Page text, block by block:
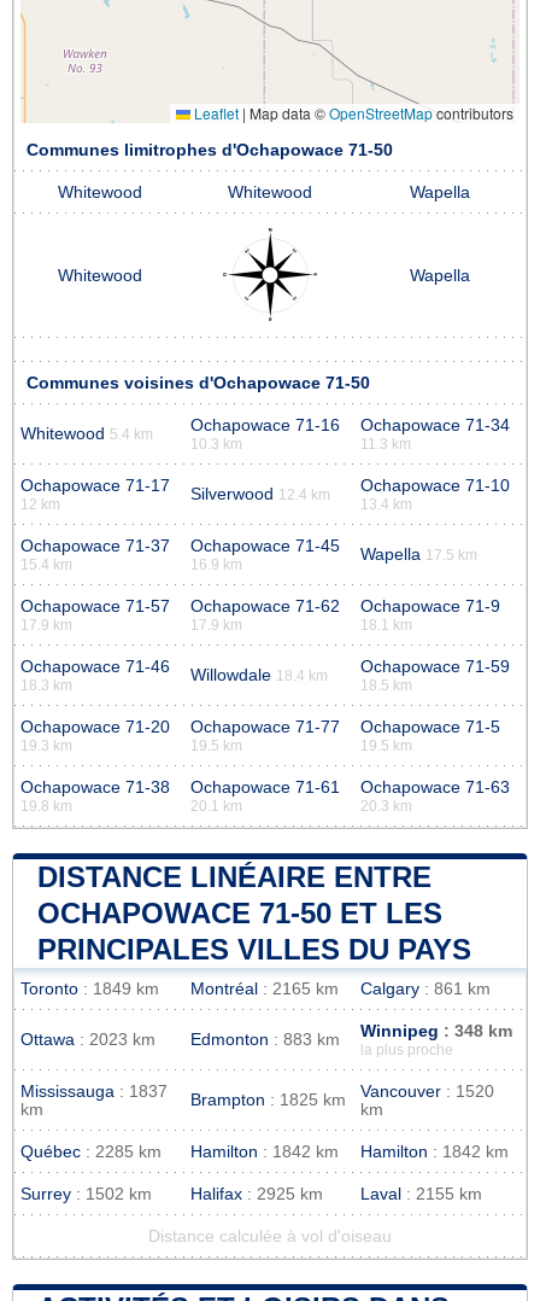
Leaflet | Map data ©OpenStreetMapcontributors
Communes limitrophes d'Ochapowace 71-50
Whitewood Whitewood Wapella
Whitewood Wapella
Communes voisines d'Ochapowace 71-50
Whitewood 5.4 km Ochapowace 71-16
10.3 km
Ochapowace 71-34
11.3 km
Ochapowace 71-17
12 km
Silverwood 12.4 km Ochapowace 71-10
13.4 km
Ochapowace 71-37
15.4 km
Ochapowace 71-45
16.9 km
Wapella 17.5 km
Ochapowace 71-57
17.9 km
Ochapowace 71-62
17.9 km
Ochapowace 71-9
18.1 km
Ochapowace 71-46
18.3 km
Willowdale 18.4 km Ochapowace 71-59
18.5 km
Ochapowace 71-20
19.3 km
Ochapowace 71-77
19.5 km
Ochapowace 71-5
19.5 km
Ochapowace 71-38
19.8 km
Ochapowace 71-61
20.1 km
Ochapowace 71-63
20.3 km
DISTANCE LINÉAIRE ENTRE
OCHAPOWACE 71-50 ET LES
PRINCIPALES VILLES DU PAYS
Toronto : 1849 km Montréal : 2165 km Calgary : 861 km
Ottawa : 2023 km Edmonton : 883 km Winnipeg : 348 km
la plus proche
Mississauga : 1837
km
Brampton : 1825 km Vancouver : 1520
km
Québec : 2285 km Hamilton : 1842 km Hamilton : 1842 km
Surrey : 1502 km Halifax : 2925 km Laval : 2155 km
Distance calculée à vol d'oiseau